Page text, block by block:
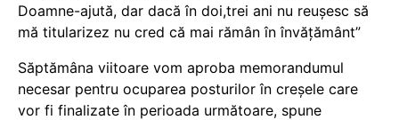
Doamne-ajută, dar dacă în doi,trei ani nu reușesc să
mă titularizez nu cred că mai rămân în învățământ”
Săptămâna viitoare vom aproba memorandumul
necesar pentru ocuparea posturilor în creșele care
vor fi finalizate în perioada următoare, spune